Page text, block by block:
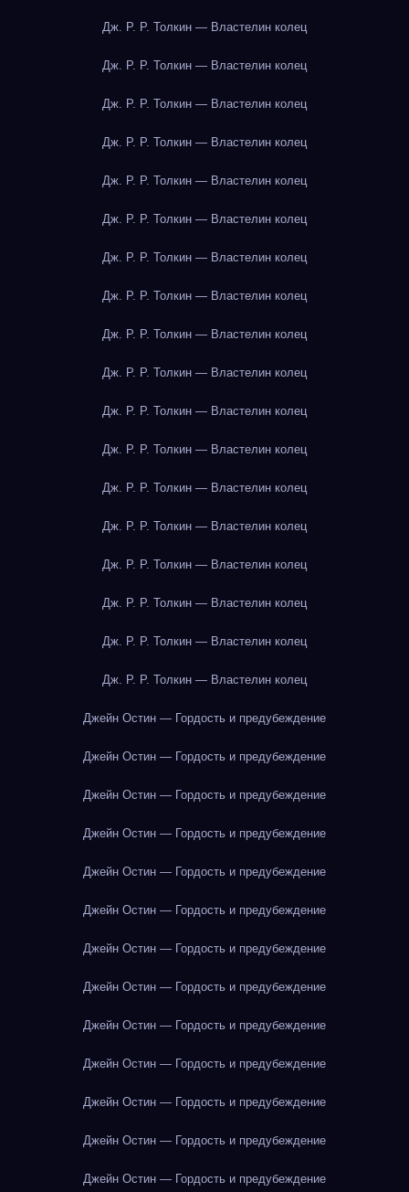
Дж. Р. Р. Толкин — Властелин колец
Дж. Р. Р. Толкин — Властелин колец
Дж. Р. Р. Толкин — Властелин колец
Дж. Р. Р. Толкин — Властелин колец
Дж. Р. Р. Толкин — Властелин колец
Дж. Р. Р. Толкин — Властелин колец
Дж. Р. Р. Толкин — Властелин колец
Дж. Р. Р. Толкин — Властелин колец
Дж. Р. Р. Толкин — Властелин колец
Дж. Р. Р. Толкин — Властелин колец
Дж. Р. Р. Толкин — Властелин колец
Дж. Р. Р. Толкин — Властелин колец
Дж. Р. Р. Толкин — Властелин колец
Дж. Р. Р. Толкин — Властелин колец
Дж. Р. Р. Толкин — Властелин колец
Дж. Р. Р. Толкин — Властелин колец
Дж. Р. Р. Толкин — Властелин колец
Дж. Р. Р. Толкин — Властелин колец
Джейн Остин — Гордость и предубеждение
Джейн Остин — Гордость и предубеждение
Джейн Остин — Гордость и предубеждение
Джейн Остин — Гордость и предубеждение
Джейн Остин — Гордость и предубеждение
Джейн Остин — Гордость и предубеждение
Джейн Остин — Гордость и предубеждение
Джейн Остин — Гордость и предубеждение
Джейн Остин — Гордость и предубеждение
Джейн Остин — Гордость и предубеждение
Джейн Остин — Гордость и предубеждение
Джейн Остин — Гордость и предубеждение
Джейн Остин — Гордость и предубеждение